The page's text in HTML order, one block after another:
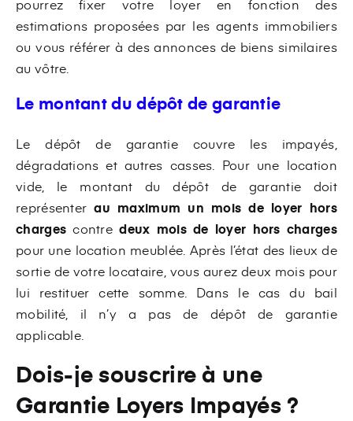
pourrez fixer votre loyer en fonction des
estimations proposées par les agents immobiliers
ou vous référer à des annonces de biens similaires
au vôtre.
Le montant du dépôt de garantie
Le dépôt de garantie couvre les impayés,
dégradations et autres casses. Pour une location
vide, le montant du dépôt de garantie doit
représenterau maximum un mois de loyer hors
charges contredeux mois de loyer hors charges
pour une location meublée. Après l’état des lieux de
sortie de votre locataire, vous aurez deux mois pour
lui restituer cette somme. Dans le cas du bail
mobilité, il n’y a pas de dépôt de garantie
applicable.
Dois-je souscrire à une
Garantie Loyers Impayés ?